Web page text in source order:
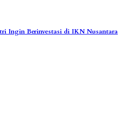
Ingin Berinvestasi di IKN Nusantara